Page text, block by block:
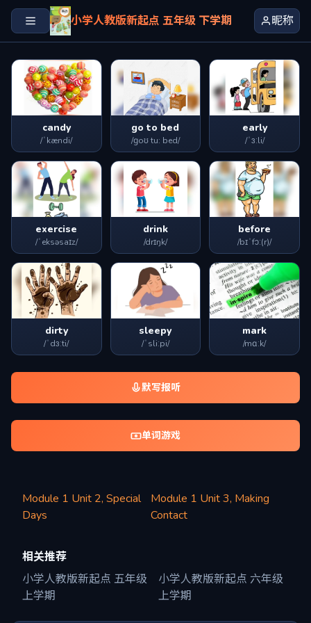
小学人教版新起点 五年级 下学期 昵称
candy
/ˈkændi/
go to bed
/ɡoʊ tu: bed/
early
/ˈɜːli/
exercise
/ˈeksəsaɪz/
drink
/drɪŋk/
before
/bɪˈfɔː(r)/
dirty
/ˈdɜːti/
sleepy
/ˈsliːpi/
mark
/mɑːk/
默写报听
单词游戏
Module 1 Unit 2, Special
Days
Module 1 Unit 3, Making
Contact
相关推荐
小学人教版新起点 五年级
上学期
小学人教版新起点 六年级
上学期